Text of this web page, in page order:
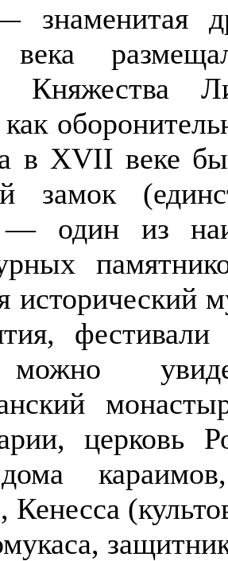
знаменитая
века
Княжества
в XVII веке
замок
один из
исторический
церковь
караимов,
Кенесса